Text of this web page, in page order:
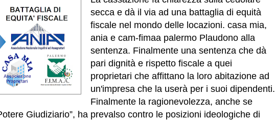
secca e dà il via ad una battaglia di equità
fiscale nel mondo delle locazioni. casa mia,
ania e cam-fimaa palermo Plaudono alla
sentenza. Finalmente una sentenza che dà
pari dignità e rispetto fiscale a quei
proprietari che affittano la loro abitazione ad
un'impresa che la userà per i suoi dipendenti.
Finalmente la ragionevolezza, anche se
Giudiziario”, ha prevalso contro le posizioni ideologiche di